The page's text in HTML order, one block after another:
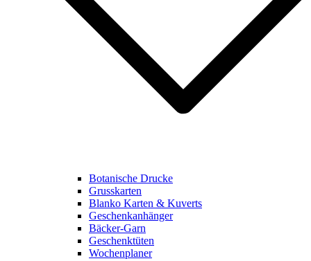
Botanische Drucke
Grusskarten
Blanko Karten & Kuverts
Geschenkanhänger
Bäcker-Garn
Geschenktüten
Wochenplaner